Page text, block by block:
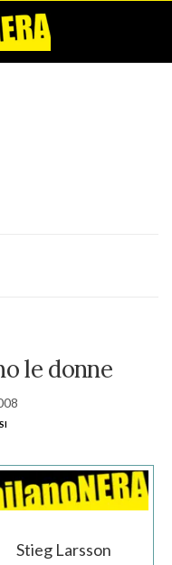
le donne
Stieg Larsson